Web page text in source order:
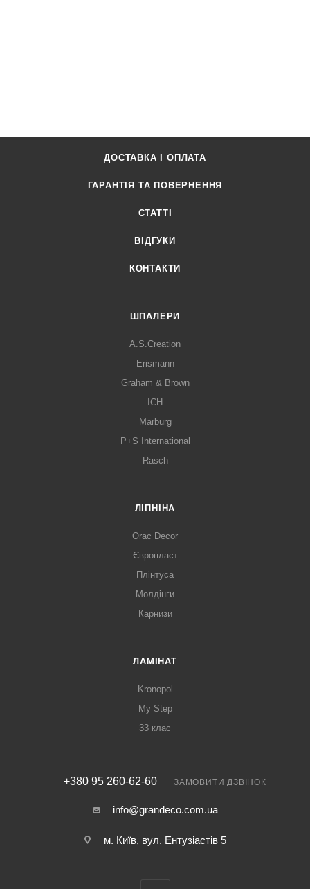
ДОСТАВКА І ОПЛАТА
ГАРАНТІЯ ТА ПОВЕРНЕННЯ
СТАТТІ
ВІДГУКИ
КОНТАКТИ
ШПАЛЕРИ
A.S.Creation
Erismann
Graham & Brown
ICH
Marburg
P+S International
Rasch
ЛІПНІНА
Orac Decor
Європласт
Плінтуса
Молдінги
Карнизи
ЛАМІНАТ
Kronopol
My Step
33 клас
+380 95 260-62-60 ЗАМОВИТИ ДЗВІНОК
info@grandeco.com.ua
м. Київ, вул. Ентузіастів 5